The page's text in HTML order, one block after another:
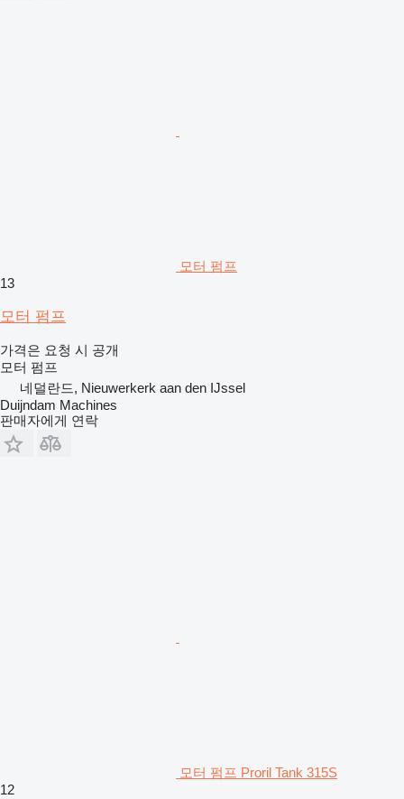
모터 펌프
13
모터 펌프
가격은 요청 시 공개
모터 펌프
네덜란드, Nieuwerkerk aan den IJssel
Duijndam Machines
판매자에게 연락
모터 펌프 Proril Tank 315S
12